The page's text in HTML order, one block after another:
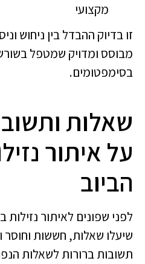
מקצועי
זו בדיוק ההבדל בין ניחוש
מבוסס ומדויק שמטפל
בסימפטומים.
שאלות
על איתור
הביוב
לפני שפונים לאיתור
שיעלו שאלות, חששות וחוסר
תשובות ברורות לשאלות